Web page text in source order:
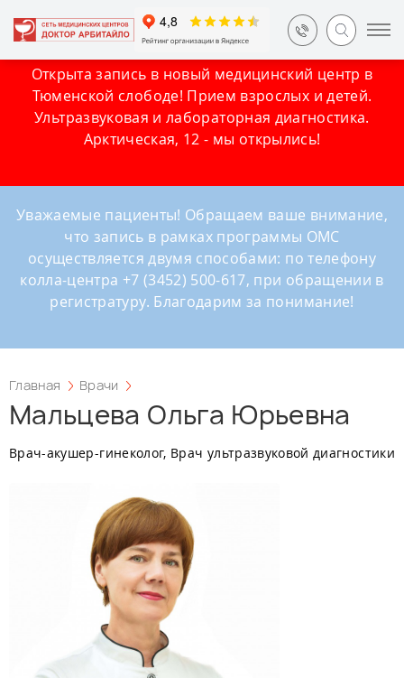
Открыта запись в новый медицинский центр в
Тюменской слободе! Прием взрослых и детей.
Ультразвуковая и лабораторная диагностика.
Арктическая, 12 - мы открылись!
Уважаемые пациенты! Обращаем ваше внимание,
что запись в рамках программы ОМС
осуществляется двумя способами: по телефону
колла-центра +7 (3452) 500-617, при обращении в
регистратуру. Благодарим за понимание!
Главная Врачи
Мальцева Ольга Юрьевна
Врач-акушер-гинеколог, Врач ультразвуковой диагностики